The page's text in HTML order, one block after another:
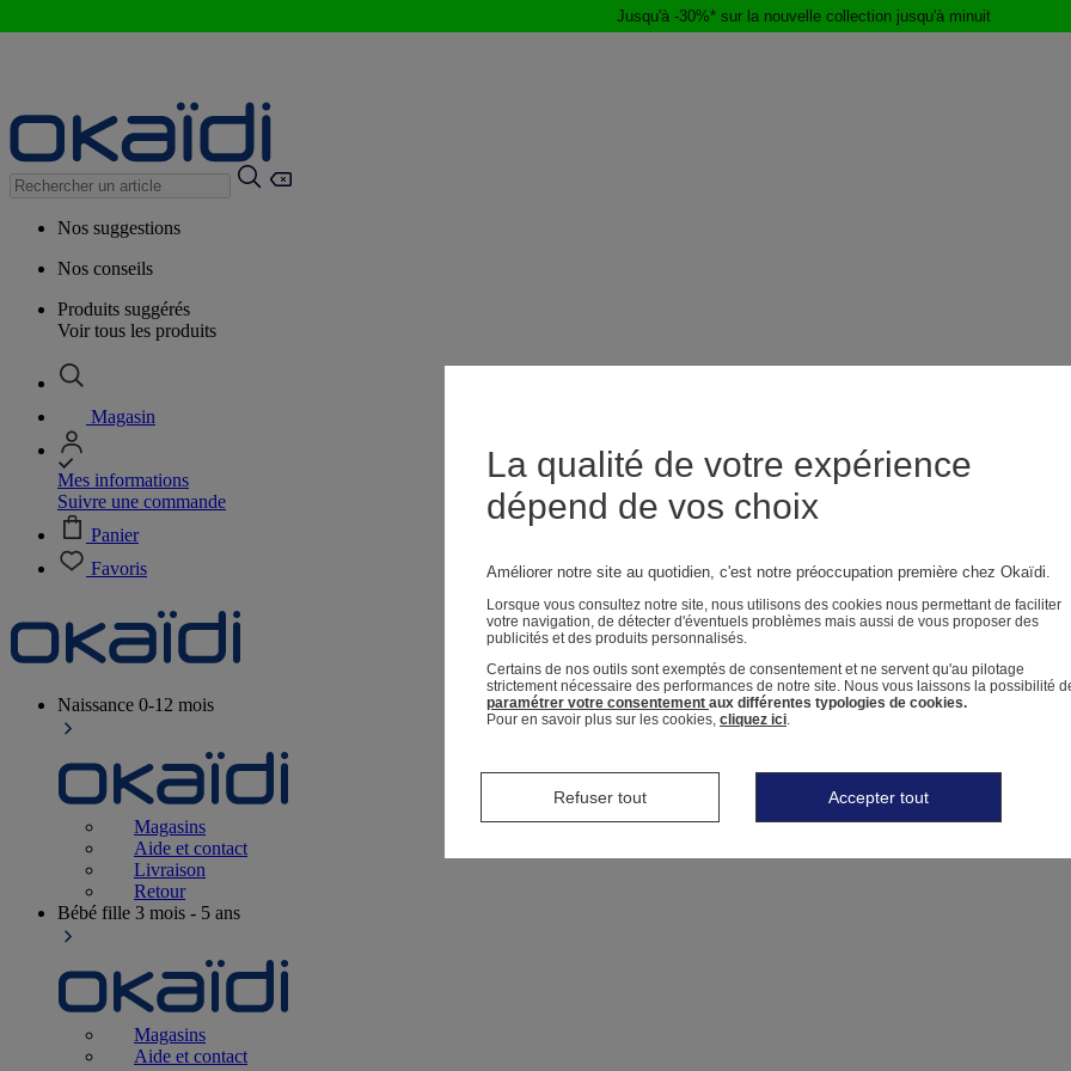
Jusqu'à -30%* sur la nouvelle collection jusqu'à minuit
Nos suggestions
Nos conseils
Produits suggérés
Voir tous les produits
Magasin
Mes informations
Suivre une commande
Panier
Favoris
Naissance 0-12 mois
Magasins
Aide et contact
Livraison
Retour
Bébé fille 3 mois - 5 ans
Magasins
Aide et contact
La qualité de votre expérience
dépend de vos choix
Améliorer notre site au quotidien, c'est notre préoccupation première chez Okaïdi.
Lorsque vous consultez notre site, nous utilisons des cookies nous permettant de faciliter
votre navigation, de détecter d'éventuels problèmes mais aussi de vous proposer des
publicités et des produits personnalisés.
Certains de nos outils sont exemptés de consentement et ne servent qu'au pilotage
strictement nécessaire des performances de notre site. Nous vous laissons la possibilité
paramétrer votre consentement aux différentes typologies de cookies.
Pour en savoir plus sur les cookies, cliquez ici.
Refuser tout Accepter tout